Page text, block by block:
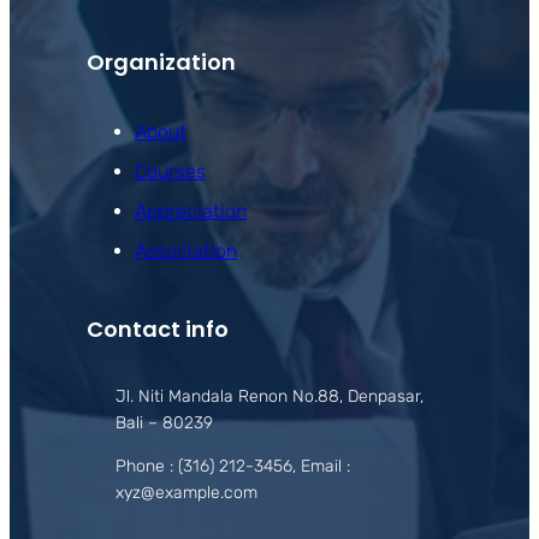
Organization
About
Courses
Appreciation
Association
Contact info
Jl. Niti Mandala Renon No.88, Denpasar,
Bali – 80239
Phone : (316) 212-3456, Email :
xyz@example.com